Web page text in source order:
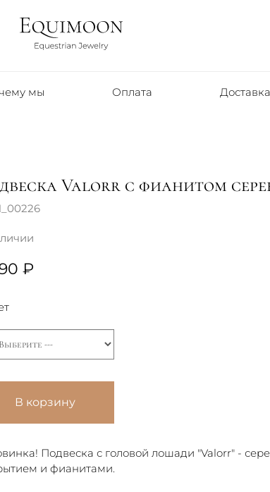
мы Оплата Доставка
Valorr с фианитом
₽
В корзину
Подвеска с головой лошади "Valorr" -
и фианитами.